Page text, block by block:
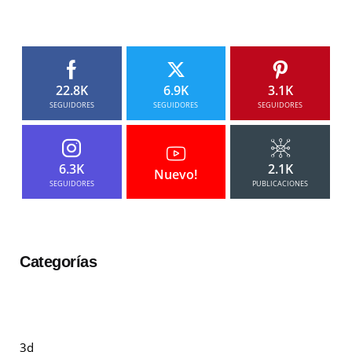
22.8K
SEGUIDORES
6.9K
SEGUIDORES
3.1K
SEGUIDORES
6.3K
SEGUIDORES
Nuevo! 2.1K
PUBLICACIONES
Categorías
3d